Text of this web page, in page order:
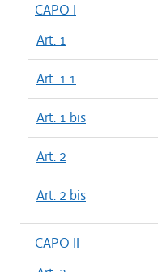
CAPO I
Art. 1
Art. 1.1
Art. 1 bis
Art. 2
Art. 2 bis
CAPO II